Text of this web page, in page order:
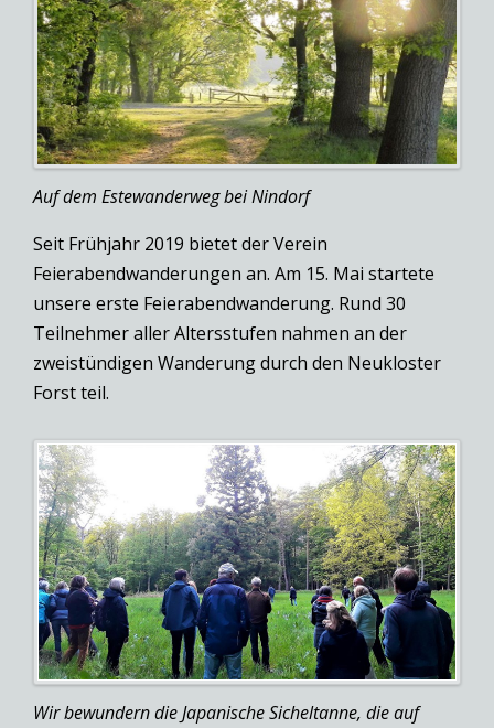
Auf dem Estewanderweg bei Nindorf
Seit Frühjahr 2019 bietet der Verein
Feierabendwanderungen an. Am 15. Mai startete
unsere erste Feierabendwanderung. Rund 30
Teilnehmer aller Altersstufen nahmen an der
zweistündigen Wanderung durch den Neukloster
Forst teil.
Wir bewundern die Japanische Sicheltanne, die auf